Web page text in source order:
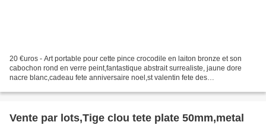
20 €uros - Art portable pour cette pince crocodile en laiton bronze et son
cabochon rond en verre peint,fantastique abstrait surrealiste, jaune dore
nacre blanc,cadeau fete anniversaire noel,st valentin fete des
Vente par lots,Tige clou tete plate 50mm,metal